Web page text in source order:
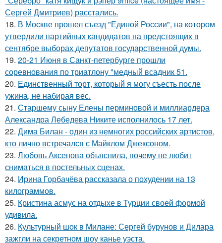
Сергей Дмитриев) расстались.
18. В Москве прошел съезд "Единой России", на котором
утвердили партийных кандидатов на предстоящих в
сентябре выборах депутатов государственной думы.
19. 20-21 Июня в Санкт-петербурге прошли
соревнования по триатлону "медный всадник 51.
20. Единственный торт, который я могу съесть после
ужина, не набирая вес.
21. Старшему сыну Елены перминовой и миллиардера
Александра Лебедева Никите исполнилось 17 лет.
22. Дима Билан - один из немногих российских артистов,
кто лично встречался с Майклом Джексоном.
23. Любовь Аксенова объяснила, почему не любит
сниматься в постельных сценах.
24. Ирина Горбачёва рассказала о похудении на 13
килограммов.
25. Кристина асмус на отдыхе в Турции своей формой
удивила.
26. Культурный шок в Милане: Сергей бурунов и Дилара
зажгли на секретном шоу канье уэста.